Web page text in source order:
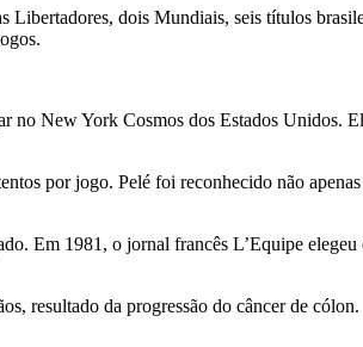
dois Mundiais, seis títulos
New York Cosmos dos Estados Unidos.
por jogo. Pelé foi reconhecido não
Em 1981, o jornal francês L’Equipe
resultado da progressão do câncer de cólon.